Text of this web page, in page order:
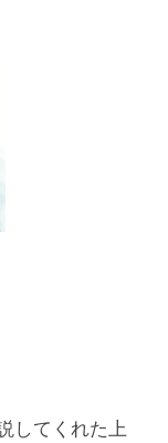
してくれた上